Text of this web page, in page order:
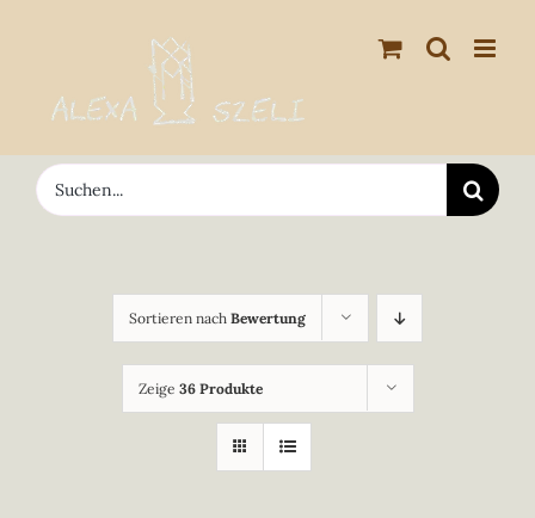
springen
Suche
nach:
Sortieren nach Bewertung
Zeige 36 Produkte